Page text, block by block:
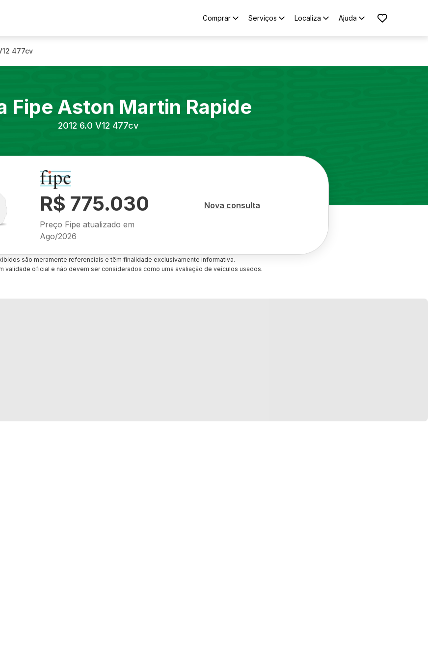
Comprar Serviços Localiza Ajuda
477cv
Fipe Aston Martin Rapide
2012 6.0 V12 477cv
R$ 775.030
Preço Fipe atualizado em
Ago/2026
Nova consulta
são meramente referenciais e têm finalidade exclusivamente informativa.
validade oficial e não devem ser considerados como uma avaliação de veículos usados.